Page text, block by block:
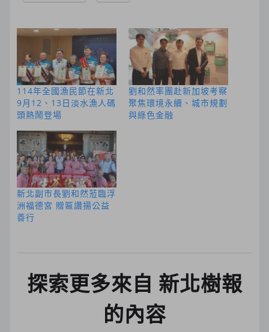
114年全國漁民節在新北
9月12、13日淡水漁人碼
頭熱鬧登場
劉和然率團赴新加坡考察
聚焦環境永續、城市規劃
與綠色金融
新北副市長劉和然蒞臨浮
洲福德宮 贈匾讚揚公益
善行
探索更多來自 新北樹報
的內容